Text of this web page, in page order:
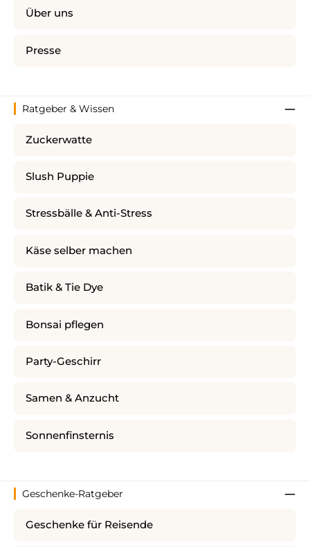
Über uns
Presse
Ratgeber & Wissen
Zuckerwatte
Slush Puppie
Stressbälle & Anti-Stress
Käse selber machen
Batik & Tie Dye
Bonsai pflegen
Party-Geschirr
Samen & Anzucht
Sonnenfinsternis
Geschenke-Ratgeber
Geschenke für Reisende